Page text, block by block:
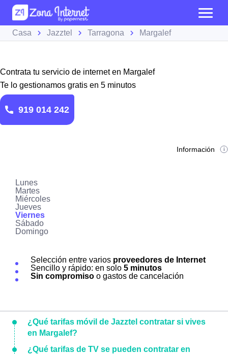
Casa Jazztel Tarragona Margalef
Contrata tu servicio de internet en Margalef
Te lo gestionamos gratis en 5 minutos
919 014 242
Información
Lunes
Martes
Miércoles
Jueves
Viernes
Sábado
Domingo
Selección entre varios proveedores de Internet
Sencillo y rápido: en solo 5 minutos
Sin compromiso o gastos de cancelación
¿Qué tarifas móvil de Jazztel contratar si vives
en Margalef?
¿Qué tarifas de TV se pueden contratar en